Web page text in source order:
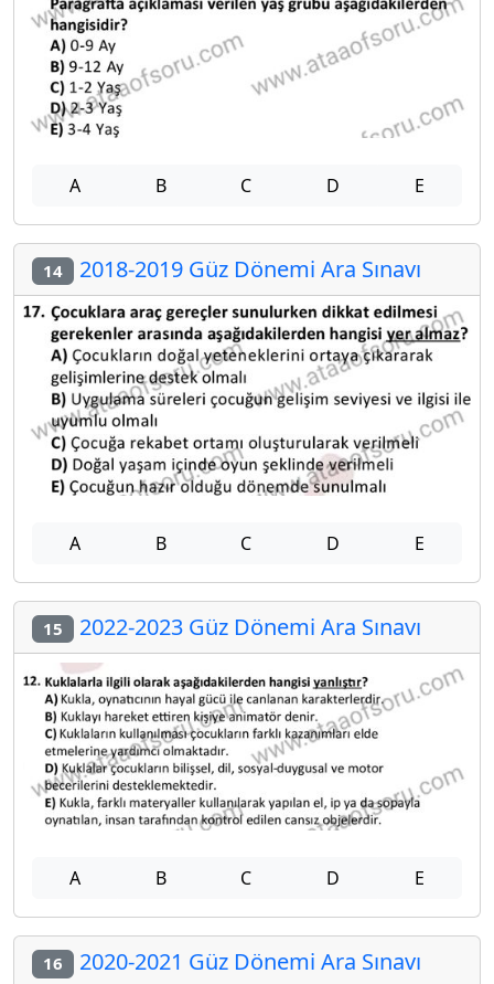
A B C D E
14 2018-2019 Güz Dönemi Ara Sınavı
A B C D E
15 2022-2023 Güz Dönemi Ara Sınavı
A B C D E
16 2020-2021 Güz Dönemi Ara Sınavı